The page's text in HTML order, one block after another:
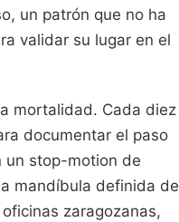
un patrón que no ha
validar su lugar en el
mortalidad. Cada diez
documentar el paso
un stop-motion de
mandíbula definida de
zaragozanas,